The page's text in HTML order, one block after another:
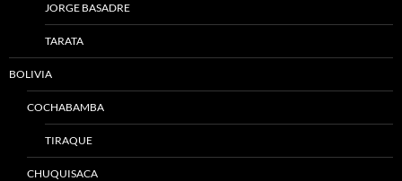
JORGE BASADRE
TARATA
BOLIVIA
COCHABAMBA
TIRAQUE
CHUQUISACA